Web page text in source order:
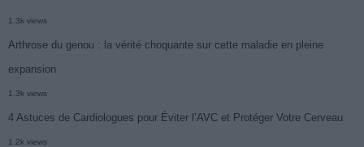
1.3k views
Arthrose du genou : la vérité choquante sur cette maladie en pleine
expansion
1.3k views
4 Astuces de Cardiologues pour Éviter l’AVC et Protéger Votre Cerveau
1.2k views